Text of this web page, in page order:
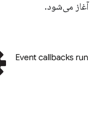
آغاز می‌شود.